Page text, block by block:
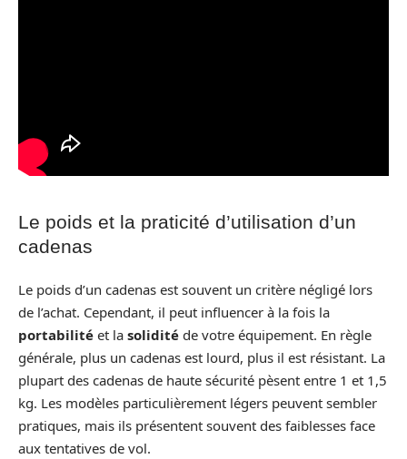
Le poids et la praticité d’utilisation d’un
cadenas
Le poids d’un cadenas est souvent un critère négligé lors
de l’achat. Cependant, il peut influencer à la fois la
portabilité et la solidité de votre équipement. En règle
générale, plus un cadenas est lourd, plus il est résistant. La
plupart des cadenas de haute sécurité pèsent entre 1 et 1,5
kg. Les modèles particulièrement légers peuvent sembler
pratiques, mais ils présentent souvent des faiblesses face
aux tentatives de vol.